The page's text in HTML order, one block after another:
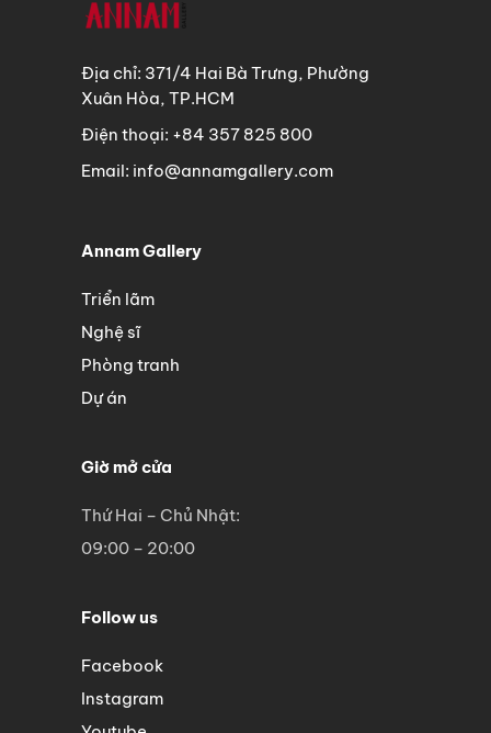
Địa chỉ: 371/4 Hai Bà Trưng, Phường
Xuân Hòa, TP.HCM
Điện thoại: +84 357 825 800
Email: info@annamgallery.com
Annam Gallery
Triển lãm
Nghệ sĩ
Phòng tranh
Dự án
Giờ mở cửa
Thứ Hai – Chủ Nhật:
09:00 – 20:00
Follow us
Facebook
Instagram